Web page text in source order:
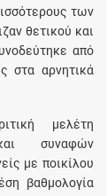
των
θετικού και
από
στα αρνητικά
μελέτη
και συναφών
με ποικίλου
βαθμολογία